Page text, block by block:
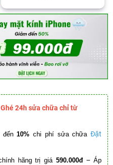
24h sửa chữa chỉ từ
đến10% chi phí sửa chữa Đặt
hãng trị giá 590.000đ –Áp